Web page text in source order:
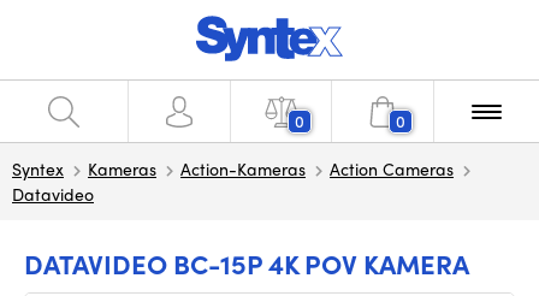
0 0
Syntex Kameras Action-Kameras
Action Cameras
Datavideo
DATAVIDEO BC-15P 4K POV KAMERA